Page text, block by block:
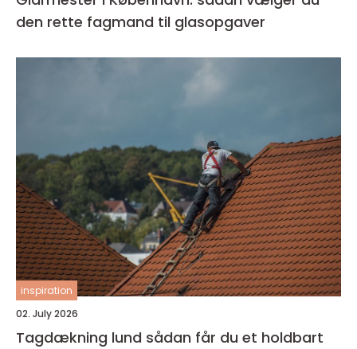
den rette fagmand til glasopgaver
inspiration
02. July 2026
Tagdækning lund sådan får du et holdbart